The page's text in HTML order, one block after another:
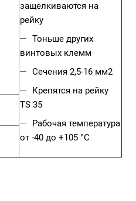
защелкиваются на
рейку
Тоньше других
винтовых клемм
Сечения 2,5-16 мм2
Крепятся на рейку
TS 35
Рабочая температура
от -40 до +105 °C